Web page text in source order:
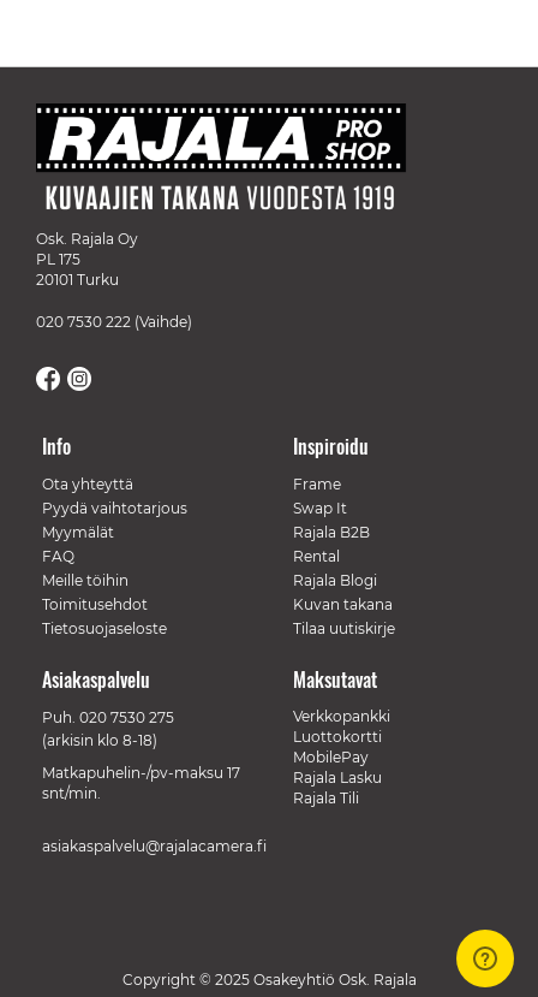
Osk. Rajala Oy
PL 175
20101 Turku
020 7530 222 (Vaihde)
Info
Ota yhteyttä
Pyydä vaihtotarjous
Myymälät
FAQ
Meille töihin
Toimitusehdot
Tietosuojaseloste
Inspiroidu
Frame
Swap It
Rajala B2B
Rental
Rajala Blogi
Kuvan takana
Tilaa uutiskirje
Maksutavat
Verkkopankki
Luottokortti
MobilePay
Rajala Lasku
Rajala Tili
Asiakaspalvelu
Puh. 020 7530 275
(arkisin klo 8-18)
Matkapuhelin-/pv-maksu 17
snt/min.
asiakaspalvelu@rajalacamera.fi
Copyright © 2025 Osakeyhtiö Osk. Rajala